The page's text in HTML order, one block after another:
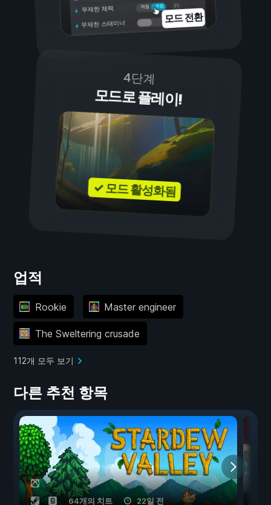
켜짐
꺼짐
무제한 체력
무제한 스태미너 모드 전환
4단계
모드로 플레이!
✓ 모드 활성화됨
업적
Rookie Master engineer
The Sweltering crusade
112개 모두 보기
다른 추천 항목
64개의 치트 22일 전